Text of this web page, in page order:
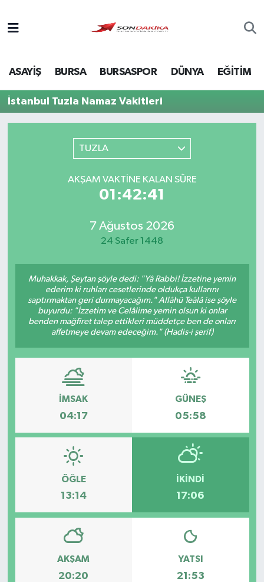
ASAYİŞ BURSA BURSASPOR DÜNYA EĞİTİM
İstanbul Tuzla Namaz Vakitleri
TUZLA
AKŞAM VAKTINE KALAN SÜRE
01:42:41
7 Ağustos 2026
24 Safer 1448
Muhakkak, Şeytan şöyle dedi: "Yâ Rabbi! İzzetine yemin
ederim ki ruhları cesetlerinde oldukça kullarını
saptırmaktan geri durmayacağım." Allâhü Teâlâ ise şöyle
buyurdu: "İzzetim ve Celâlime yemin olsun ki onlar
benden mağfiret talep ettikleri müddetçe ben de onları
affetmeye devam edeceğim." (Hadis-i şerif)
İMSAK
04:17
GÜNEŞ
05:58
ÖĞLE
13:14
İKINDI
17:06
AKŞAM
20:20
YATSI
21:53
Bursa
Dünya
Sağlık
Siyaset
Spor
Türkiye